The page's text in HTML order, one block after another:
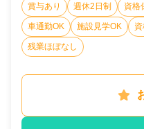
賞与あり 週休2日制 資格
車通勤OK 施設見学OK
残業ほぼなし